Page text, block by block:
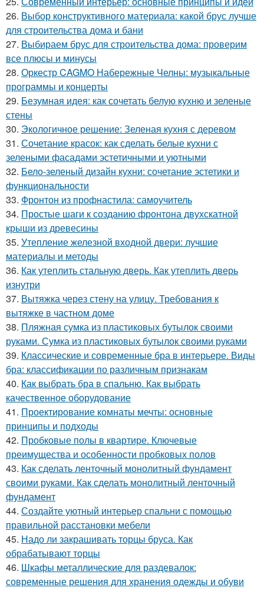
26. Выбор конструктивного материала: какой брус лучше
для строительства дома и бани
27. Выбираем брус для строительства дома: проверим
все плюсы и минусы
28. Оркестр CAGMO Набережные Челны: музыкальные
программы и концерты
29. Безумная идея: как сочетать белую кухню и зеленые
стены
30. Экологичное решение: Зеленая кухня с деревом
31. Сочетание красок: как сделать белые кухни с
зелеными фасадами эстетичными и уютными
32. Бело-зеленый дизайн кухни: сочетание эстетики и
функциональности
33. Фронтон из профнастила: самоучитель
34. Простые шаги к созданию фронтона двухскатной
крыши из древесины
35. Утепление железной входной двери: лучшие
материалы и методы
36. Как утеплить стальную дверь. Как утеплить дверь
изнутри
37. Вытяжка через стену на улицу. Требования к
вытяжке в частном доме
38. Пляжная сумка из пластиковых бутылок своими
руками. Сумка из пластиковых бутылок своими руками
39. Классические и современные бра в интерьере. Виды
бра: классификации по различным признакам
40. Как выбрать бра в спальню. Как выбрать
качественное оборудование
41. Проектирование комнаты мечты: основные
принципы и подходы
42. Пробковые полы в квартире. Ключевые
преимущества и особенности пробковых полов
43. Как сделать ленточный монолитный фундамент
своими руками. Как сделать монолитный ленточный
фундамент
44. Создайте уютный интерьер спальни с помощью
правильной расстановки мебели
45. Надо ли закрашивать торцы бруса. Как
обрабатывают торцы
46. Шкафы металлические для раздевалок:
современные решения для хранения одежды и обуви